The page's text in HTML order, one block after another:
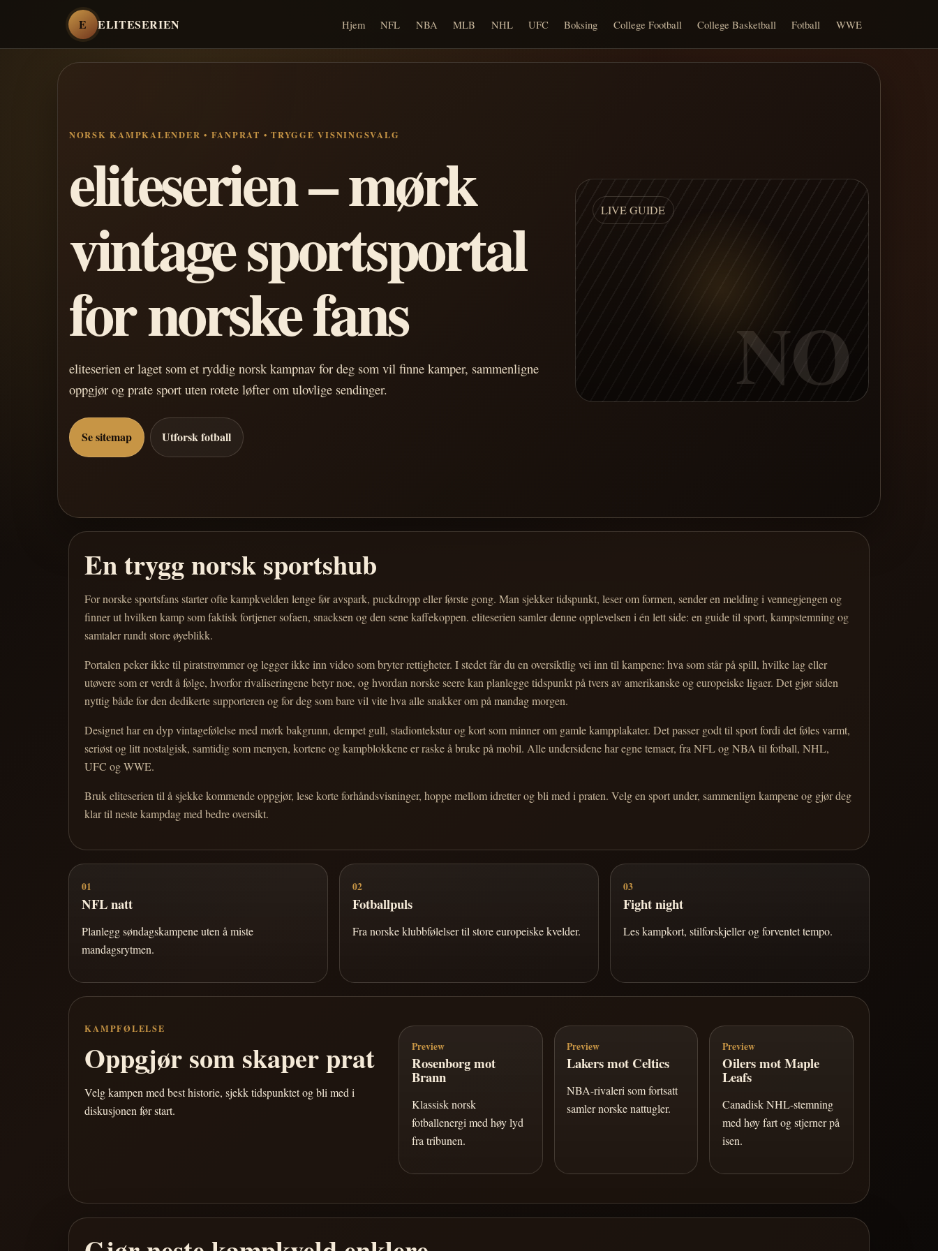
E ELITESERIEN Hjem NFL NBA MLB NHL UFC Boksing College Football College Basketball Fotball WWE
NORSK KAMPKALENDER • FANPRAT • TRYGGE VISNINGSVALG
eliteserien – mørk
vintage sportsportal
for norske fans
eliteserien er laget som et ryddig norsk kampnav for deg som vil finne kamper, sammenligne
oppgjør og prate sport uten rotete løfter om ulovlige sendinger.
Se sitemap Utforsk fotball
LIVE GUIDE
NO
En trygg norsk sportshub
For norske sportsfans starter ofte kampkvelden lenge før avspark, puckdropp eller første gong. Man sjekker tidspunkt, leser om formen, sender en melding i vennegjengen og
finner ut hvilken kamp som faktisk fortjener sofaen, snacksen og den sene kaffekoppen. eliteserien samler denne opplevelsen i én lett side: en guide til sport, kampstemning og
samtaler rundt store øyeblikk.
Portalen peker ikke til piratstrømmer og legger ikke inn video som bryter rettigheter. I stedet får du en oversiktlig vei inn til kampene: hva som står på spill, hvilke lag eller
utøvere som er verdt å følge, hvorfor rivaliseringene betyr noe, og hvordan norske seere kan planlegge tidspunkt på tvers av amerikanske og europeiske ligaer. Det gjør siden
nyttig både for den dedikerte supporteren og for deg som bare vil vite hva alle snakker om på mandag morgen.
Designet har en dyp vintagefølelse med mørk bakgrunn, dempet gull, stadiontekstur og kort som minner om gamle kampplakater. Det passer godt til sport fordi det føles varmt,
seriøst og litt nostalgisk, samtidig som menyen, kortene og kampblokkene er raske å bruke på mobil. Alle undersidene har egne temaer, fra NFL og NBA til fotball, NHL,
UFC og WWE.
Bruk eliteserien til å sjekke kommende oppgjør, lese korte forhåndsvisninger, hoppe mellom idretter og bli med i praten. Velg en sport under, sammenlign kampene og gjør deg
klar til neste kampdag med bedre oversikt.
01
NFL natt
Planlegg søndagskampene uten å miste
mandagsrytmen.
02
Fotballpuls
Fra norske klubbfølelser til store europeiske kvelder.
03
Fight night
Les kampkort, stilforskjeller og forventet tempo.
KAMPFØLELSE
Oppgjør som skaper prat
Velg kampen med best historie, sjekk tidspunktet og bli med i
diskusjonen før start.
Preview
Rosenborg mot
Brann
Klassisk norsk
fotballenergi med høy lyd
fra tribunen.
Preview
Lakers mot Celtics
NBA-rivaleri som fortsatt
samler norske nattugler.
Preview
Oilers mot Maple
Leafs
Canadisk NHL-stemning
med høy fart og stjerner på
isen.